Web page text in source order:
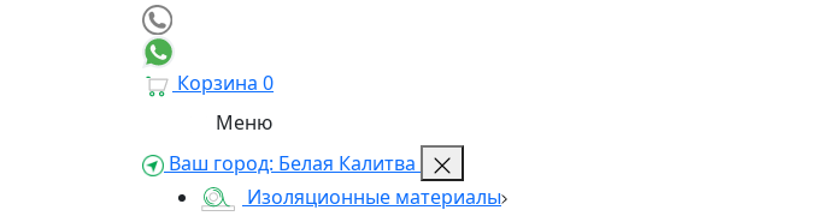
Корзина 0
Меню
Ваш город: Белая Калитва
Изоляционные материалы